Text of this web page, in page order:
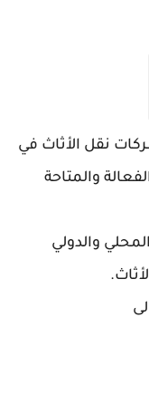
نقل الأثاث في
والمتاحة
والدولي